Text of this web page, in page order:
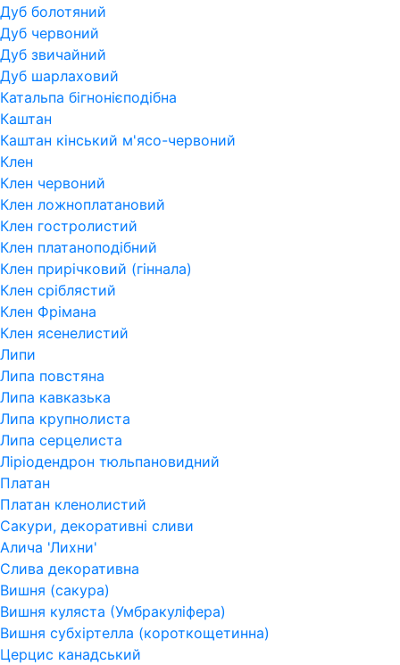
Дуб болотяний
Дуб червоний
Дуб звичайний
Дуб шарлаховий
Катальпа бігнонієподібна
Каштан
Каштан кінський м'ясо-червоний
Клен
Клен червоний
Клен ложноплатановий
Клен гостролистий
Клен платаноподібний
Клен прирічковий (гіннала)
Клен сріблястий
Клен Фрімана
Клен ясенелистий
Липи
Липа повстяна
Липа кавказька
Липа крупнолиста
Липа серцелиста
Ліріодендрон тюльпановидний
Платан
Платан кленолистий
Сакури, декоративні сливи
Алича 'Лихни'
Слива декоративна
Вишня (сакура)
Вишня куляста (Умбракуліфера)
Вишня субхіртелла (короткощетинна)
Церцис канадський